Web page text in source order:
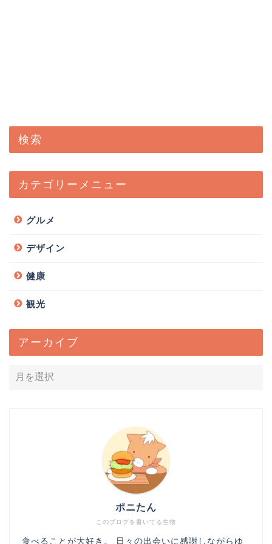
検索
カテゴリーメニュー
グルメ
デザイン
健康
観光
アーカイブ
このブログを書いてる生物
ポニたん
食べることが大好き。 日々の出会いに感謝しながらゆ